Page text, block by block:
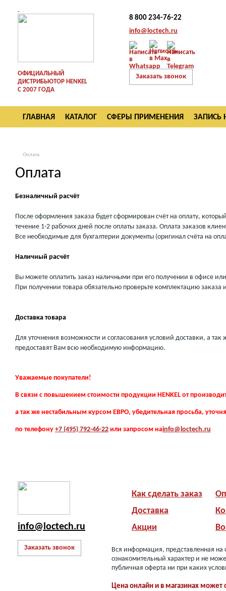
ОФИЦИАЛЬНЫЙ
ДИСТРИБЬЮТОР HENKEL
С 2007 ГОДА
8 800 234-76-22
info@loctech.ru
Заказать звонок
ГЛАВНАЯ КАТАЛОГ СФЕРЫ ПРИМЕНЕНИЯ ЗАПИСЬ
Оплата
Оплата
Безналичный расчёт
После оформления заказа будет сформирован счёт на оплату,
течение 1-2 рабочих дней после оплаты заказа. Оплата заказов
Все необходимые для бухгалтерии документы (оригинал счёта на
Наличный расчёт
Вы можете оплатить заказ наличными при его получении в офисе
При получении товара обязательно проверьте комплектацию
Доставка товара
Для уточнения возможности и согласования условий доставки, а
предоставят Вам всю необходимую информацию.
Уважаемые покупатели!
В связи с повышением стоимости продукции HENKEL от
а так же нестабильным курсом ЕВРО, убедительная просьба,
по телефону +7 (495) 792-46-22 или запросом наinfo@loctech.ru
info@loctech.ru
Заказать звонок
Как сделать заказ
Доставка
Акции
Вся информация, представленная на
ознакомительный характер и не
публичная оферта ни при каких
Цена онлайн и в магазинах может